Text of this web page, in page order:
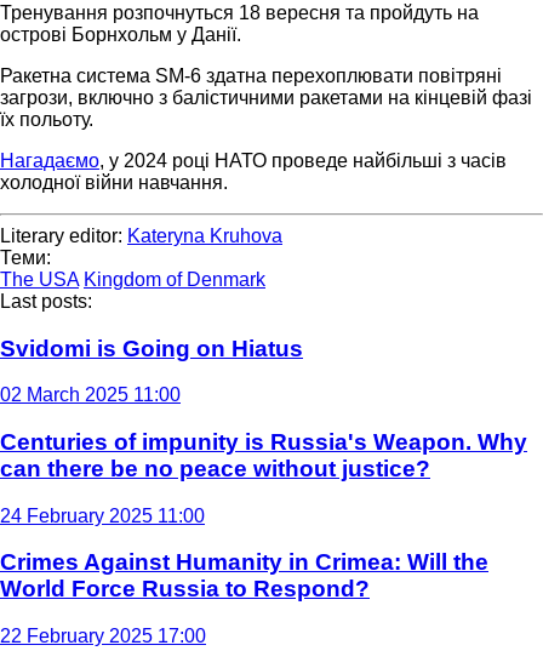
Тренування розпочнуться 18 вересня та пройдуть на
острові Борнхольм у Данії.
Ракетна система SM-6 здатна перехоплювати повітряні
загрози, включно з балістичними ракетами на кінцевій фазі
їх польоту.
Нагадаємо, у 2024 році НАТО проведе найбільші з часів
холодної війни навчання.
Literary editor: Kateryna Kruhova
Теми:
The USA Kingdom of Denmark
Last posts:
Svidomi is Going on Hiatus
02 March 2025 11:00
Centuries of impunity is Russia's Weapon. Why
can there be no peace without justice?
24 February 2025 11:00
Crimes Against Humanity in Crimea: Will the
World Force Russia to Respond?
22 February 2025 17:00